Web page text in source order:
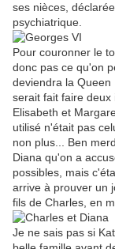
ses nièces,
psychiatrique.
Pour couronner le
donc pas ce qu'on
deviendra la
serait fait faire
Elisabeth et
utilisé n'était pas
non plus... Ben
Diana qu'on a
possibles, mais
arrive à prouver un
fils de Charles, en
Je ne sais pas si